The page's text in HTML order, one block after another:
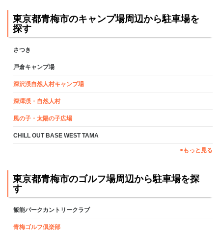
東京都青梅市のキャンプ場周辺から駐車場を
探す
さつき
戸倉キャンプ場
深沢渓自然人村キャンプ場
深澤渓・自然人村
風の子・太陽の子広場
CHILL OUT BASE WEST TAMA
>もっと見る
東京都青梅市のゴルフ場周辺から駐車場を探
す
飯能パークカントリークラブ
青梅ゴルフ倶楽部